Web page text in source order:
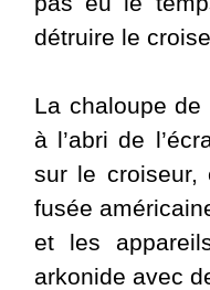
détruire le
La chaloupe
à l’abri de
sur le croiseur,
fusée
et les
arkonide avec